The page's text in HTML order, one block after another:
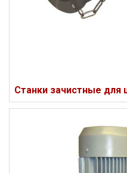
Станки зачистные для